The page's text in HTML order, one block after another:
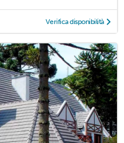
Verifica disponibilità